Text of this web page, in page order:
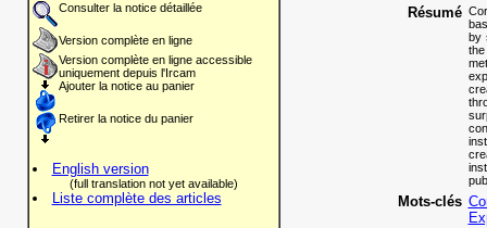
Consulter la notice détaillée
Version complète en ligne
Version complète en ligne accessible
uniquement depuis l'Ircam
Ajouter la notice au panier
Retirer la notice du panier
English version
(full translation not yet available)
Liste complète des articles
Résumé
by
Mots-clés